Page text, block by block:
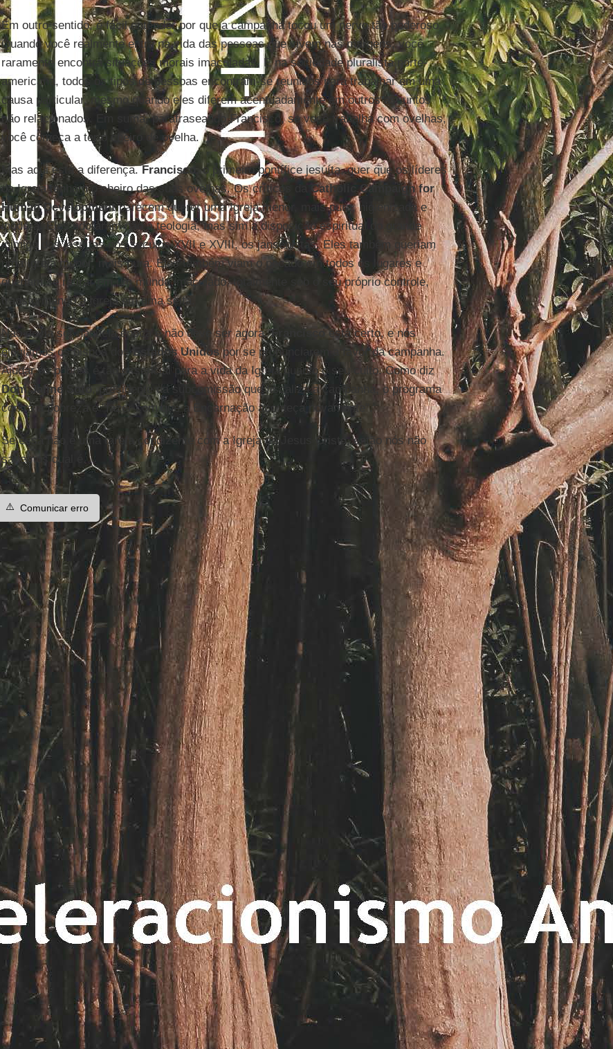
Em outro sentido, é fácil entender por que a campanha tocou um nervo tão poderoso.
Quando você realmente entra na vida das pessoas que vivem nas margens, você
raramente encontra situações morais imaculadas. E na sociedade pluralista norte-
americana, todos os tipos de pessoas encontram-se reunidos para trabalhar em uma
causa particular, mesmo quando eles diferem acentuadamente em outros assuntos
não relacionados. Em suma, parafraseando Francisco, se você trabalha com ovelhas,
você começa a ter o cheiro de ovelha.
Mas aqui está a diferença.Francisco,
o primeiro pontífice jesuíta, quer que os líderes
da Igreja tenham o cheiro das suas ovelhas. Os críticos da
Catholic Campaign for
Human Developmentparecem querer uma Igreja menor, mais pura, higienizada e
inodora. Eles adotaram não a teologia, mas sim a disposição espiritual do grande
inimigo dos jesuítas nos séculos XVII e XVIII, os jansenistas. Eles também queriam
uma Igreja menor, mais pura. Eles também viam o pecado em todos os lugares e
queriam se retirar em um mundo imaculado, totalmente sob o seu próprio controle,
transformando a Igreja em uma seita.
Não devia ser naquela época e não deve ser agora.Francisco
está certo, e nós
elogiamos os bispos dosEstados Unidospor se pronunciarem a favor da campanha.
Ajudar os pobres é tão essencial para a vida da Igreja quanto o seu culto. Como diz
Dom Jaime Soto, presidente da subcomissão que fiscaliza a campanha, o programa
contra a pobreza é "fazer com que a Encarnação aconteça novamente".
Se essa não é uma tarefa condizente com a Igreja de Jesus Cristo, então nós não
sabemos qual é.
⚠️ Comunicar erro